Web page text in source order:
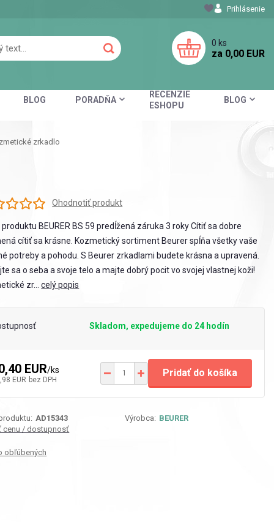
BLOG PORADŇA
RECENZIE
ESHOPU
BLOG
Prihlásenie
0 ks
za 0,00 EUR
zrkadlo
Ohodnotiť produkt
produktu BEURER BS 59 predĺžená záruka 3 roky Cítiť sa dobre
cítiť sa krásne. Kozmetický sortiment Beurer spĺňa všetky vaše
potreby a pohodu. S Beurer zrkadlami budete krásna a upravená.
sa o seba a svoje telo a majte dobrý pocit vo svojej vlastnej koži!
zr...celý popis
Skladom, expedujeme do 24 hodín
EUR/ks
EUR bez DPH
Pridať do košíka
AD15343 Výrobca: BEURER
cenu / dostupnosť
obľúbených